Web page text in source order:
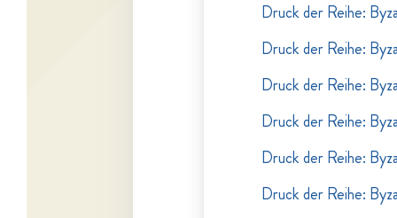
Druck der Reihe:
Druck der Reihe:
Druck der Reihe:
Druck der Reihe:
Druck der Reihe:
Druck der Reihe: